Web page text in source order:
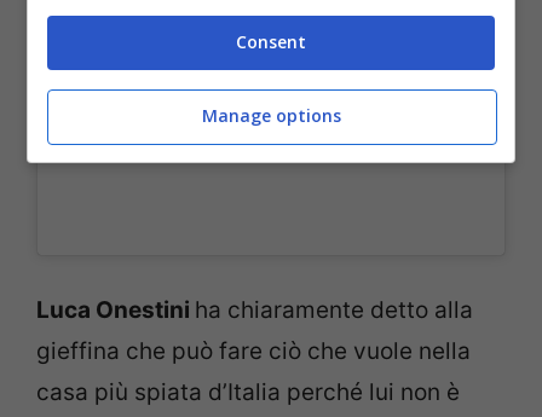
Luca Onestini ha chiaramente detto alla
gieffina che può fare ciò che vuole nella
casa più spiata d’Italia perché lui non è
Consent
Manage options